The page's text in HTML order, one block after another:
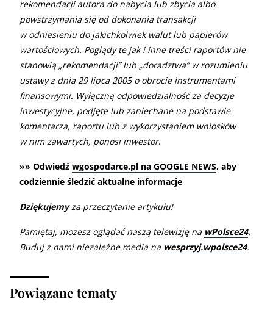
rekomendacji autora do nabycia lub zbycia albo
powstrzymania się od dokonania transakcji
w odniesieniu do jakichkolwiek walut lub papierów
wartościowych. Poglądy te jak i inne treści raportów nie
stanowią „rekomendacji” lub „doradztwa” w rozumieniu
ustawy z dnia 29 lipca 2005 o obrocie instrumentami
finansowymi. Wyłączną odpowiedzialność za decyzje
inwestycyjne, podjęte lub zaniechane na podstawie
komentarza, raportu lub z wykorzystaniem wniosków
w nim zawartych, ponosi inwestor.
»» Odwiedź wgospodarce.pl na GOOGLE NEWS, aby
codziennie śledzić aktualne informacje
Dziękujemyza przeczytanie artykułu!
Pamiętaj, możesz oglądać naszą telewizję na wPolsce24.
Buduj z nami niezależne media na wesprzyj.wpolsce24.
Powiązane tematy